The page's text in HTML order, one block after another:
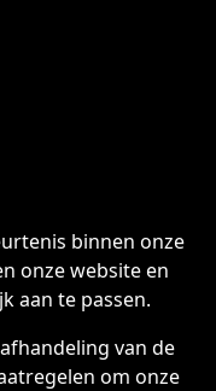
binnen onze
onze website en
aan te passen.
van de
om onze